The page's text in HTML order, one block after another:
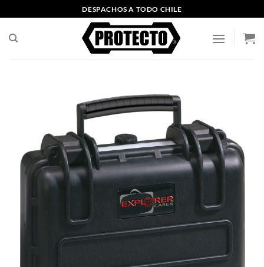
al
contenido
DESPACHOS A TODO CHILE